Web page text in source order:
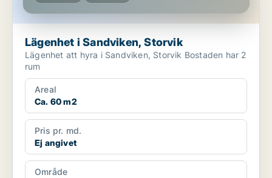
Lägenhet i Sandviken, Storvik
Lägenhet att hyra i Sandviken, Storvik Bostaden har 2
rum
Areal
Ca. 60 m2
Pris pr. md.
Ej angivet
Område